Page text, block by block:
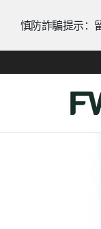
慎防詐騙提示：